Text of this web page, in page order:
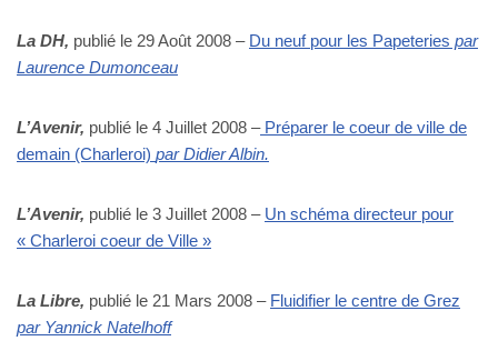
La DH, publié le 29 Août 2008 – Du neuf pour les Papeteries par
Laurence Dumonceau
L’Avenir, publié le 4 Juillet 2008 –Préparer le coeur de ville de
demain (Charleroi) par Didier Albin.
L’Avenir, publié le 3 Juillet 2008 – Un schéma directeur pour
« Charleroi coeur de Ville »
La Libre, publié le 21 Mars 2008 – Fluidifier le centre de Grez
par Yannick Natelhoff